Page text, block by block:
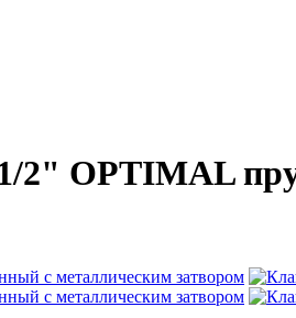
2" OPTIMAL